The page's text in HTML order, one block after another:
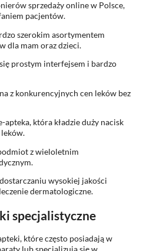
sprzedaży online w Polsce,
pacjentów.
szerokim asortymentem
dla mam oraz dzieci.
prostym interfejsem i bardzo
z konkurencyjnych cen leków bez
apteka, która kładzie duży nacisk
z wieloletnim
wysokiej jakości
dermatologiczne.
specjalistyczne
które często posiadają w